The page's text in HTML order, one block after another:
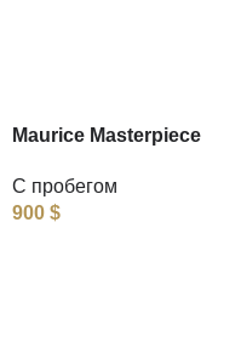
Maurice Masterpiece
С пробегом
900 $